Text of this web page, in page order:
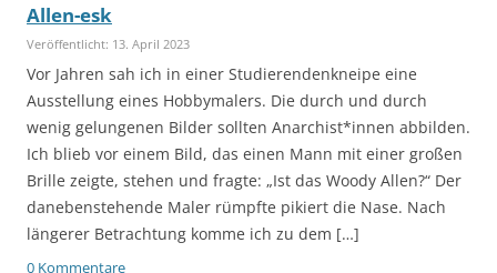
Allen-esk
Veröffentlicht: 13. April 2023
Vor Jahren sah ich in einer Studierendenkneipe eine
Ausstellung eines Hobbymalers. Die durch und durch
wenig gelungenen Bilder sollten Anarchist*innen abbilden.
Ich blieb vor einem Bild, das einen Mann mit einer großen
Brille zeigte, stehen und fragte: „Ist das Woody Allen?“ Der
danebenstehende Maler rümpfte pikiert die Nase. Nach
längerer Betrachtung komme ich zu dem […]
0 Kommentare